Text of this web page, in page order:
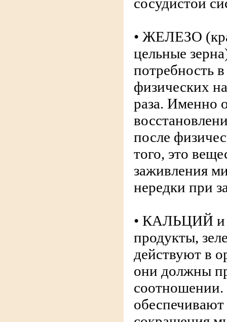
• ЖЕЛЕЗО
цельные
потребность
физических
раза. Именно
после
того, это
заживления
нередки при
• КАЛЬЦИЙ
продукты,
действуют в
они должны